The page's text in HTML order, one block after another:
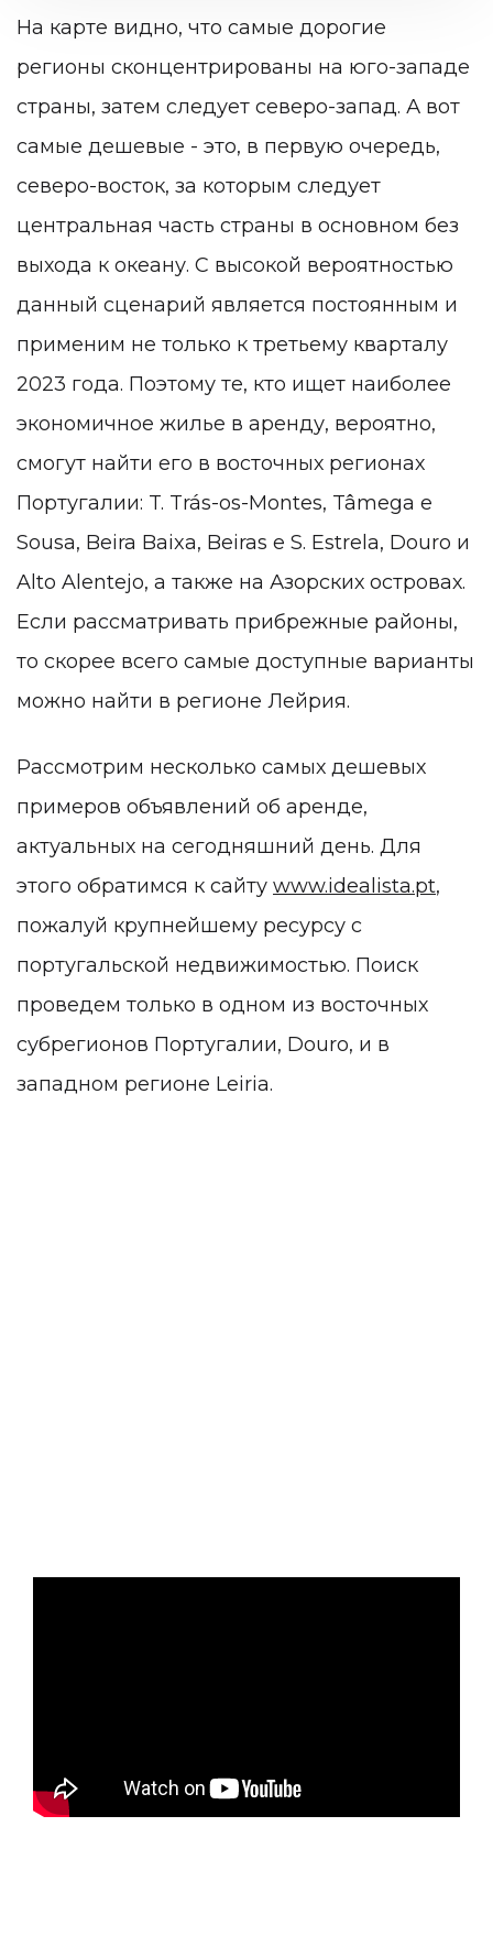
На карте видно, что самые дорогие
регионы сконцентрированы на юго-западе
страны, затем следует северо-запад. А вот
самые дешевые - это, в первую очередь,
северо-восток, за которым следует
центральная часть страны в основном без
выхода к океану. С высокой вероятностью
данный сценарий является постоянным и
применим не только к третьему кварталу
2023 года. Поэтому те, кто ищет наиболее
экономичное жилье в аренду, вероятно,
смогут найти его в восточных регионах
Португалии: T. Trás-os-Montes, Tâmega e
Sousa, Beira Baixa, Beiras e S. Estrela, Douro и
Alto Alentejo, а также на Азорских островах.
Если рассматривать прибрежные районы,
то скорее всего самые доступные варианты
можно найти в регионе Лейрия.
Рассмотрим несколько самых дешевых
примеров объявлений об аренде,
актуальных на сегодняшний день. Для
этого обратимся к сайту www.idealista.pt,
пожалуй крупнейшему ресурсу с
португальской недвижимостью. Поиск
проведем только в одном из восточных
субрегионов Португалии, Douro, и в
западном регионе Leiria.